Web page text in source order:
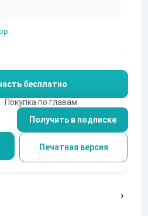
бесплатно
Покупка по главам
Получить в подписке
Печатная версия